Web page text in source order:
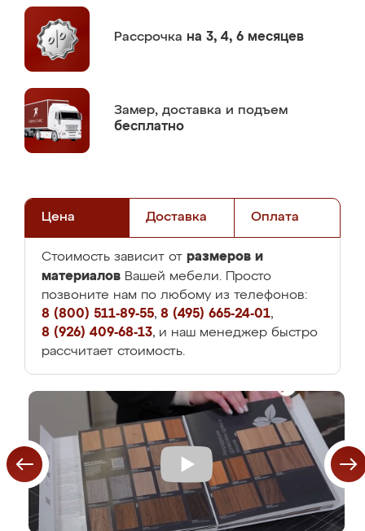
Рассрочка на 3, 4, 6 месяцев
Замер, доставка и подъем
бесплатно
Цена Доставка Оплата
Стоимость зависит от размеров и
материалов Вашей мебели. Просто
позвоните нам по любому из телефонов:
8 (800) 511-89-55, 8 (495) 665-24-01,
8 (926) 409-68-13, и наш менеджер быстро
рассчитает стоимость.